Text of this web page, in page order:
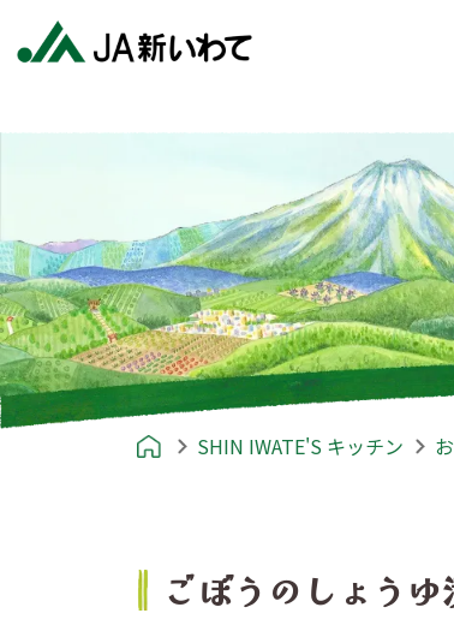
SHIN IWATE'S キッチン
ごぼうのしょうゆ